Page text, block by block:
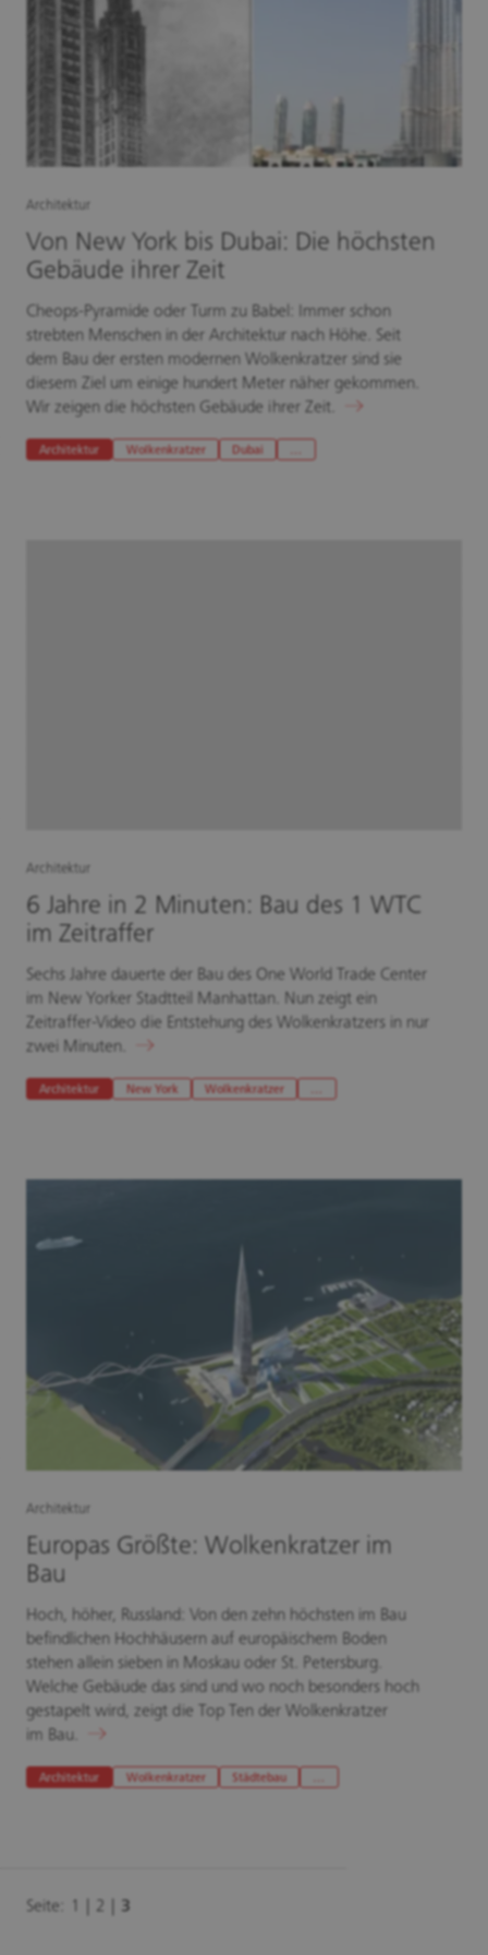
Architektur
Von New York bis Dubai: Die höchsten
Gebäude ihrer Zeit
Cheops-Pyramide oder Turm zu Babel: Immer schon
strebten Menschen in der Architektur nach Höhe. Seit
dem Bau der ersten modernen Wolkenkratzer sind sie
diesem Ziel um einige hundert Meter näher gekommen.
Wir zeigen die höchsten Gebäude ihrer Zeit.
Architektur Wolkenkratzer Dubai
Architektur
6 Jahre in 2 Minuten: Bau des 1 WTC
im Zeitraffer
Sechs Jahre dauerte der Bau des One World Trade Center
im New Yorker Stadtteil Manhattan. Nun zeigt ein
Zeitraffer-Video die Entstehung des Wolkenkratzers in nur
zwei Minuten.
Architektur New York Wolkenkratzer
Architektur
Europas Größte: Wolkenkratzer im
Bau
Hoch, höher, Russland: Von den zehn höchsten im Bau
befindlichen Hochhäusern auf europäischem Boden
stehen allein sieben in Moskau oder St. Petersburg.
Welche Gebäude das sind und wo noch besonders hoch
gestapelt wird, zeigt die Top Ten der Wolkenkratzer
im Bau.
Architektur Wolkenkratzer Städtebau
Seite: 1 2 3